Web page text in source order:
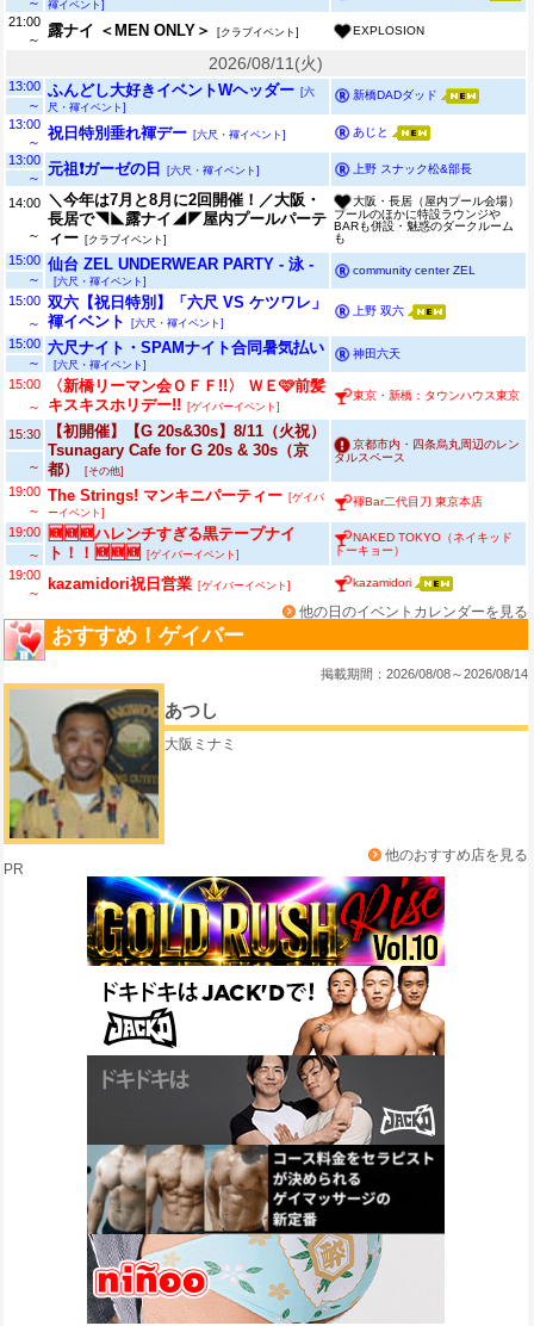
褌イベント]
21:00 露ナイ ＜MEN ONLY＞ [クラブイベント] EXPLOSION
～
2026/08/11(火)
13:00 ふんどし大好きイベントWヘッダー [六
尺・褌イベント]
新橋DADダッド
～
13:00 祝日特別垂れ褌デー [六尺・褌イベント] あじと
～
13:00 元祖❗ガーゼの日 [六尺・褌イベント] 上野 スナック松&部長
～
14:00 ＼今年は7月と8月に2回開催！／大阪・
長居で◥◣露ナイ◢◤屋内プールパーテ
ィー [クラブイベント]
大阪・長居（屋内プール会場）
プールのほかに特設ラウンジや
BARも併設・魅惑のダークルーム
も
～
15:00 仙台 ZEL UNDERWEAR PARTY - 泳 -
[六尺・褌イベント]
community center ZEL
～
15:00 双六【祝日特別】「六尺 VS ケツワレ」
褌イベント
[六尺・褌イベント]
上野 双六
～
15:00 六尺ナイト・SPAMナイト合同暑気払い
[六尺・褌イベント]
神田六天
～
15:00
〈新橋リーマン会ＯＦＦ!!〉 ＷＥ🩷前髪
キスキスホリデー!!
[ゲイバーイベント]
東京・新橋：タウンハウス東京
～
15:30
【初開催】【G 20s&30s】8/11（火祝）
Tsunagary Cafe for G 20s & 30s（京
都）
[その他]
京都市内・四条烏丸周辺のレン
タルスペース
～
19:00 The Strings! マンキニパーティー [ゲイバ
ーイベント]
褌Bar二代目刀 東京本店
～
19:00
🆕🆕🆕ハレンチすぎる黒テープナイ
ト！！🆕🆕🆕
[ゲイバーイベント]
NAKED TOKYO（ネイキッド
トーキョー）
～
19:00
kazamidori祝日営業 [ゲイバーイベント] kazamidori
～
他の日のイベントカレンダーを見る
おすすめ！ゲイバー
掲載期間：2026/08/08～2026/08/14
あつし
大阪ミナミ
他のおすすめ店を見る
PR